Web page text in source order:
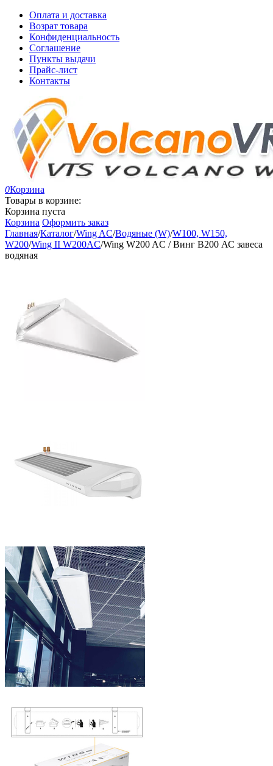
Оплата и доставка
Возрат товара
Конфиденциальность
Соглашение
Пункты выдачи
Прайс-лист
Контакты
0Корзина
Товары в корзине:
Корзина пуста
Корзина Оформить заказ
Главная/Каталог/Wing AC/Водяные (W)/W100, W150,
W200/Wing II W200AC/Wing W200 AC / Винг В200 АС завеса
водяная